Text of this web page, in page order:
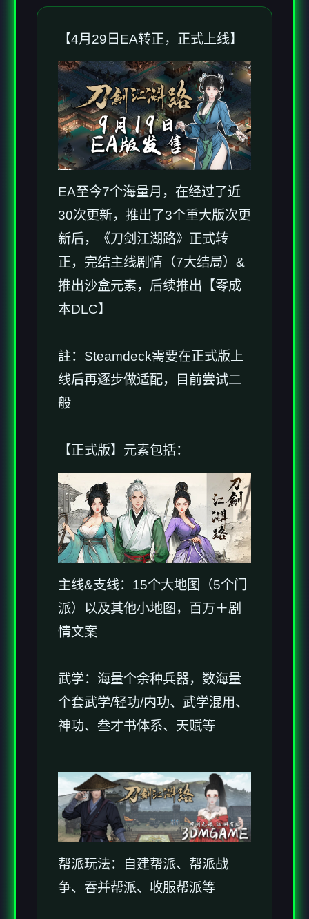
【4月29日EA转正，正式上线】
EA至今7个海量月，在经过了近
30次更新，推出了3个重大版次更
新后，《刀剑江湖路》正式转
正，完结主线剧情（7大结局）&
推出沙盒元素，后续推出【零成
本DLC】
註：Steamdeck需要在正式版上
线后再逐步做适配，目前尝试二
般
【正式版】元素包括：
主线&支线：15个大地图（5个门
派）以及其他小地图，百万＋剧
情文案
武学：海量个余种兵器，数海量
个套武学/轻功/内功、武学混用、
神功、叁才书体系、天赋等
帮派玩法：自建帮派、帮派战
争、吞并帮派、收服帮派等